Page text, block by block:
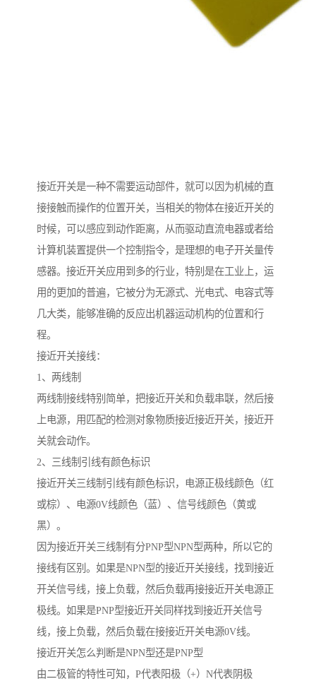
接近开关是一种不需要运动部件，就可以因为机械的直
接接触而操作的位置开关，当相关的物体在接近开关的
时候，可以感应到动作距离，从而驱动直流电器或者给
计算机装置提供一个控制指令，是理想的电子开关量传
感器。接近开关应用到多的行业，特别是在工业上，运
用的更加的普遍，它被分为无源式、光电式、电容式等
几大类，能够准确的反应出机器运动机构的位置和行
程。
接近开关接线：
1、两线制
两线制接线特别简单，把接近开关和负载串联，然后接
上电源，用匹配的检测对象物质接近接近开关，接近开
关就会动作。
2、三线制引线有颜色标识
接近开关三线制引线有颜色标识，电源正极线颜色（红
或棕）、电源0V线颜色（蓝）、信号线颜色（黄或
黑）。
因为接近开关三线制有分PNP型NPN型两种，所以它的
接线有区别。如果是NPN型的接近开关接线，找到接近
开关信号线，接上负载，然后负载再接接近开关电源正
极线。如果是PNP型接近开关同样找到接近开关信号
线，接上负载，然后负载在接接近开关电源0V线。
接近开关怎么判断是NPN型还是PNP型
由二极管的特性可知，P代表阳极（+）N代表阴极